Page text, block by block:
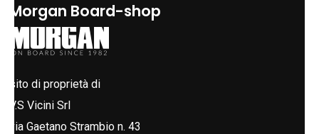
Morgan Board-shop
sito di proprietà di
V.S Vicini Srl
via Gaetano Strambio n. 43